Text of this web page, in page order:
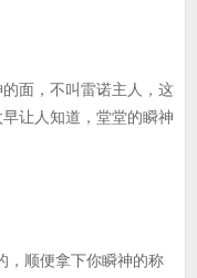
面，不叫雷诺主人，这
让人知道，堂堂的瞬神
顺便拿下你瞬神的称